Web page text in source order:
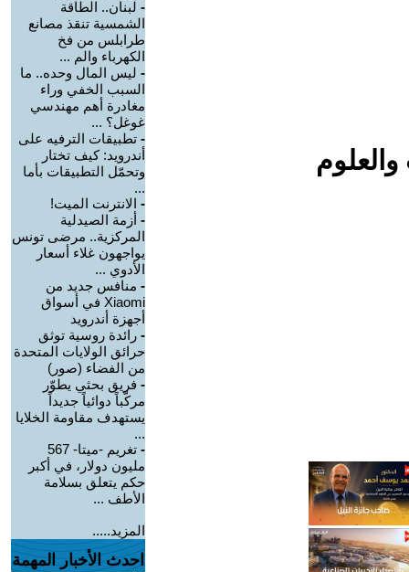
- لبنان.. الطاقة
الشمسية تنقذ مصانع
طرابلس من فخ
الكهرباء والم ...
- ليس المال وحده.. ما
السبب الخفي وراء
مغادرة أهم مهندسي
غوغل؟ ...
- تطبيقات الترفيه على
أندرويد: كيف تختار
وتحمّل التطبيقات بأما
...
- الانترنت الميت!
- أزمة الصيدلية
المركزية.. مرضى تونس
يواجهون غلاء أسعار
الأدوي ...
- منافس جديد من
Xiaomi في أسواق
أجهزة أندرويد
- رائدة روسية توثق
حرائق الولايات المتحدة
من الفضاء (صور)
- فريق بحثي يطوّر
مركّباً دوائياً جديداً
يستهدف مقاومة الخلايا
...
-
تغريم -ميتا- 567
مليون دولار، في أكبر
حكم يتعلق بسلامة
الأطف ...
المزيد.....
احدث الأخبار المهمة